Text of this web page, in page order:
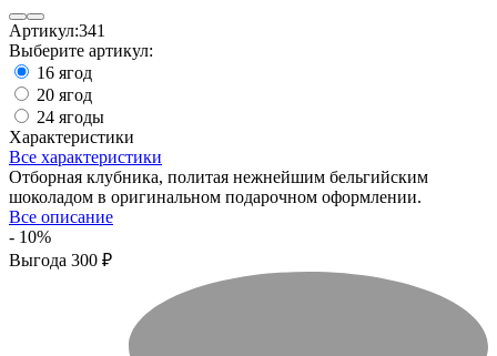
Артикул:341
Выберите артикул:
16 ягод
20 ягод
24 ягоды
Характеристики
Все характеристики
Отборная клубника, политая нежнейшим бельгийским
шоколадом в оригинальном подарочном оформлении.
Все описание
- 10%
Выгода 300 ₽